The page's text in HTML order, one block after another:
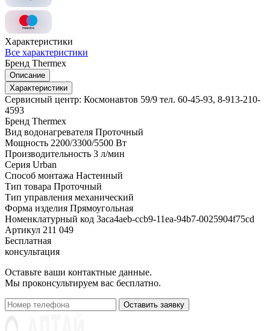
Характеристики
Все характеристики
Бренд Thermex
Описание
Характеристики
Сервисный центр: Космонавтов 59/9 тел. 60-45-93, 8-913-210-
4593
Бренд Thermex
Вид водонагревателя Проточный
Мощность 2200/3300/5500 Вт
Производительность 3 л/мин
Серия Urban
Способ монтажа Настенный
Тип товара Проточный
Тип управления механический
Форма изделия Прямоугольная
Номенклатурный код 3aca4aeb-ccb9-11ea-94b7-0025904f75cd
Артикул 211 049
Бесплатная
консультация
Оставьте ваши контактные данные.
Мы проконсультируем вас бесплатно.
Оставить заявку